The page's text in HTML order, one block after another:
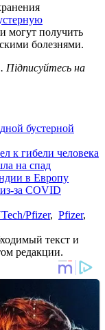
могут получить
болезнями.
Підписуйтесь на
бустерной
к гибели человека
на спад
в Европу
за COVID
Pfizer, Pfizer,
текст и
редакции.